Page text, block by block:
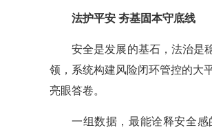
法护平安 夯基固本守底线
安全是发展的基石，法治是
领，系统构建风险闭环管控的大
亮眼答卷。
一组数据，最能诠释安全感